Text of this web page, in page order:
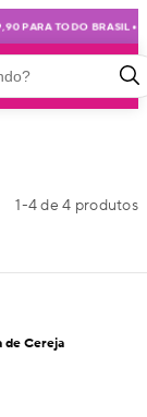
PARA TODO BRASIL•
1-4de4 produtos
de Cereja